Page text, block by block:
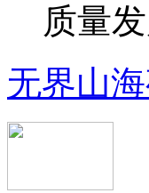
质量
无界山